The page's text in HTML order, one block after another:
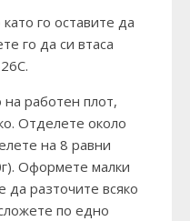
го оставите да
го да си втаса
на работен плот,
Отделете около
на 8 равни
Оформете малки
разточите всяко
по едно